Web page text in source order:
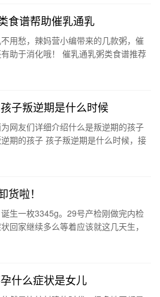
食谱帮助催乳通乳
用愁，辣妈营小编带来的几款粥，催
助于消化哦！ 催乳通乳粥类食谱推荐
子叛逆期是什么时候
网友们详细介绍什么是叛逆期的孩子
期的孩子 孩子叛逆期是什么时候，接
啦！
生一枚3345g。29号产检刚做完内检
回家继续多么等着应该就这几天生，
什么症状是女儿